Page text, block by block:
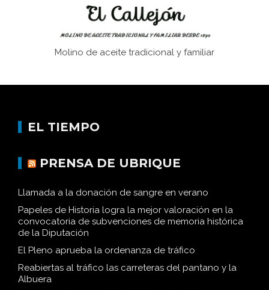
Molino de aceite tradicional y familiar
EL TIEMPO
PRENSA DE UBRIQUE
Llamada a la donación de sangre en verano
Papeles de Historia logra la mejor valoración en la
convocatoria de subvenciones de memoria histórica
de la Diputación
El Pleno aprueba la ordenanza de tráfico
Reabiertas al tráfico las carreteras del pantano y la
Albuera